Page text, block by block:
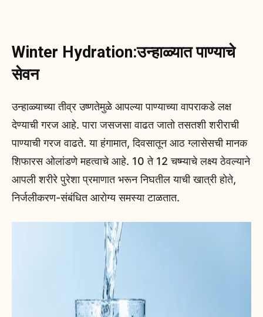
Winter Hydration:उन्हाळ्यात पाण्याचे
सेवन
उन्हाळ्याच्या तीव्र उष्णतेमुळे आपल्या पाण्याच्या वापराकडे लक्ष
देण्याची गरज आहे. पारा जसजसा वाढत जातो तसतशी शरीराची
पाण्याची गरज वाढते. या हंगामात, दिवसातून आठ ग्लासेसची मानक
शिफारस ओलांडणे महत्वाचे आहे. 10 ते 12 चष्म्याचे लक्ष्य ठेवल्याने
आपली शरीरे पुरेशा प्रमाणात भरून निघतील याची खात्री होते,
निर्जलीकरण-संबंधित आरोग्य समस्या टाळतात.